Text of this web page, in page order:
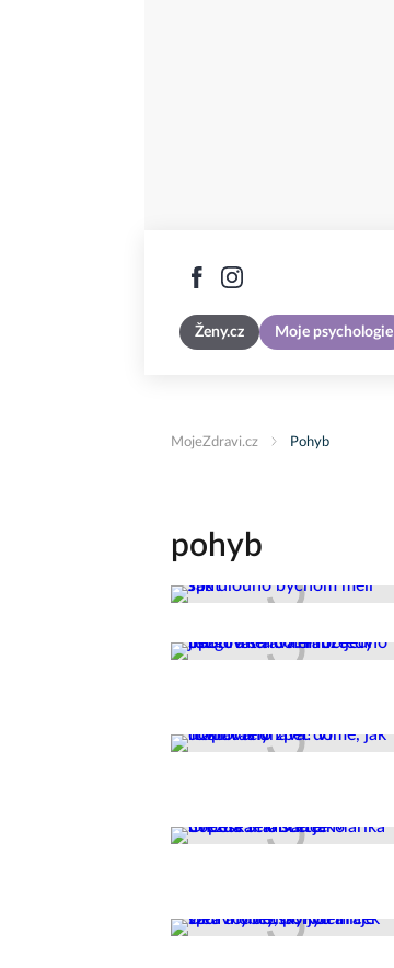
Ženy.cz Moje psychologie
MojeZdravi.cz Pohyb
pohyb